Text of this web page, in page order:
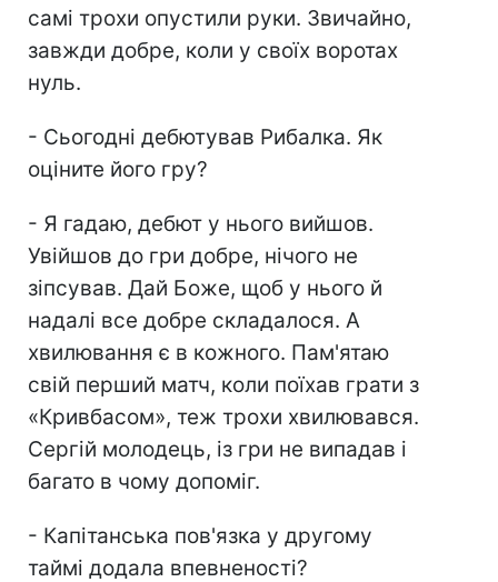
самі трохи опустили руки. Звичайно,
завжди добре, коли у своїх воротах
нуль.
- Сьогодні дебютував Рибалка. Як
оціните його гру?
- Я гадаю, дебют у нього вийшов.
Увійшов до гри добре, нічого не
зіпсував. Дай Боже, щоб у нього й
надалі все добре складалося. А
хвилювання є в кожного. Пам'ятаю
свій перший матч, коли поїхав грати з
«Кривбасом», теж трохи хвилювався.
Сергій молодець, із гри не випадав і
багато в чому допоміг.
- Капітанська пов'язка у другому
таймі додала впевненості?